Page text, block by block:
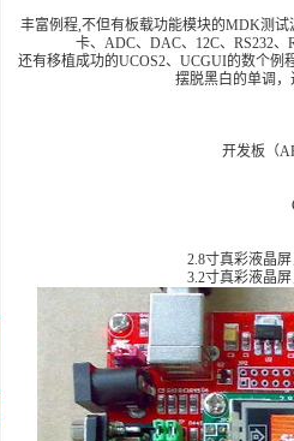
丰富例程,不但有板载功能模块的MDK测试
卡、ADC、DAC、12C、
还有移植成功的UCOS2、UCGUI的数个例
摆脱黑白的单调
开发板（
2.8寸真彩液晶屏
3.2寸真彩液晶屏